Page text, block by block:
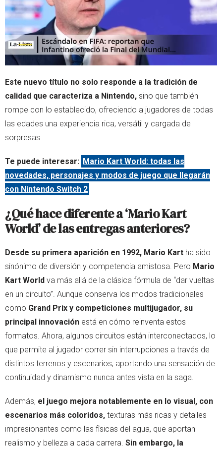
Este nuevo título no solo responde a la tradición de
calidad que caracteriza a Nintendo, sino que también
rompe con lo establecido, ofreciendo a jugadores de todas
las edades una experiencia rica, versátil y cargada de
sorpresas
Te puede interesar: Mario Kart World: todas las
novedades, personajes y modos de juego que llegarán
con Nintendo Switch 2
¿Qué hace diferente a ‘Mario Kart
World’ de las entregas anteriores?
Desde su primera aparición en 1992, Mario Kart ha sido
sinónimo de diversión y competencia amistosa. Pero Mario
Kart World va más allá de la clásica fórmula de “dar vueltas
en un circuito”. Aunque conserva los modos tradicionales
como Grand Prix y competiciones multijugador, su
principal innovación está en cómo reinventa estos
formatos. Ahora, algunos circuitos están interconectados, lo
que permite al jugador correr sin interrupciones a través de
distintos terrenos y escenarios, aportando una sensación de
continuidad y dinamismo nunca antes vista en la saga.
Además, el juego mejora notablemente en lo visual, con
escenarios más coloridos, texturas más ricas y detalles
impresionantes como las físicas del agua, que aportan
realismo y belleza a cada carrera. Sin embargo, la